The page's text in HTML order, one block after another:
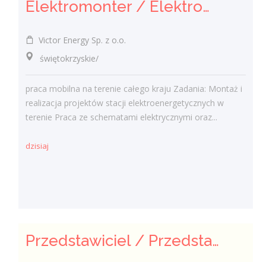
Elektromonter / Elektromonterka
Victor Energy Sp. z o.o.
świętokrzyskie/
praca mobilna na terenie całego kraju Zadania: Montaż i
realizacja projektów stacji elektroenergetycznych w
terenie Praca ze schematami elektrycznymi oraz...
dzisiaj
Przedstawiciel / Przedstawicielka ds. Ubezpieczeń